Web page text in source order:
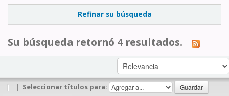
Refinar su búsqueda
Su búsqueda retornó 4 resultados.
| | Seleccionar títulos para: